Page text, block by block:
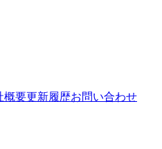
概要更新履歴お問い合わせ